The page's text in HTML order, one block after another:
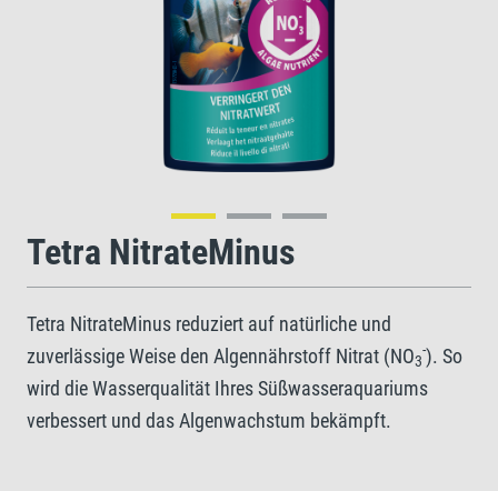
Tetra NitrateMinus
Tetra NitrateMinus reduziert auf natürliche und
zuverlässige Weise den Algennährstoff Nitrat (NO3
-). So
wird die Wasserqualität Ihres Süßwasseraquariums
verbessert und das Algenwachstum bekämpft.